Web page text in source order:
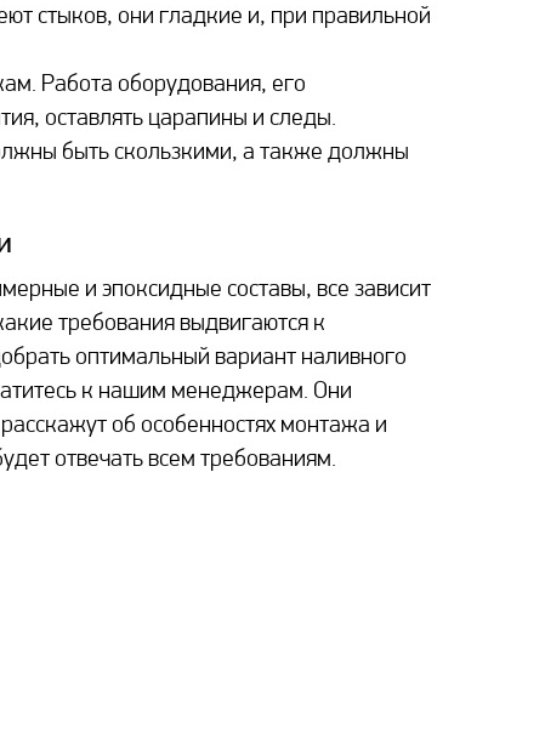
стыков, они гладкие и, при правильной
Работа оборудования, его
оставлять царапины и следы.
быть скользкими, а также должны
и эпоксидные составы, все зависит
требования выдвигаются к
оптимальный вариант наливного
к нашим менеджерам. Они
об особенностях монтажа и
отвечать всем требованиям.